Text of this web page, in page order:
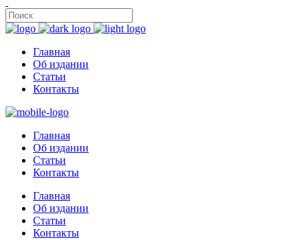
Главная
Об издании
Статьи
Контакты
Главная
Об издании
Статьи
Контакты
Главная
Об издании
Статьи
Контакты